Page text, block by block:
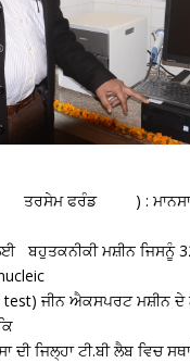
( ਤਰਸੇਮ ਫਰੰਡ ) : ਮਾਨਸਾ
ਬਹੁਤਕਨੀਕੀ ਮਸ਼ੀਨ ਜਿਸਨੂੰ
ਜੀਨ ਐਕਸਪਰਟ ਮਸ਼ੀਨ ਦੇ
ਦੀ ਜਿਲ੍ਹਾ ਟੀ.ਬੀ ਲੈਬ ਵਿਚ